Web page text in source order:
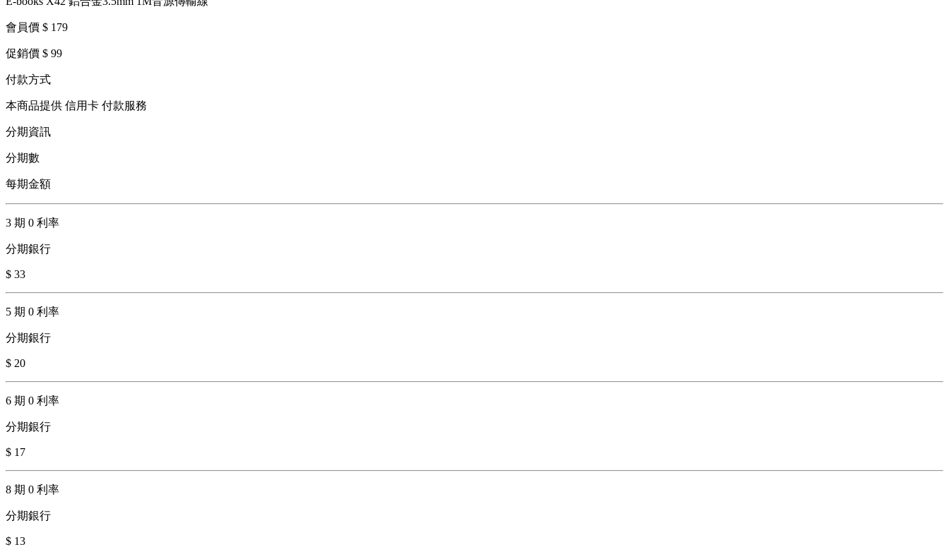
會員價 $ 179
促銷價 $ 99
付款方式
本商品提供 信用卡 付款服務
分期資訊
分期數
每期金額
3 期 0 利率
分期銀行
$ 33
5 期 0 利率
分期銀行
$ 20
6 期 0 利率
分期銀行
$ 17
8 期 0 利率
分期銀行
$ 13